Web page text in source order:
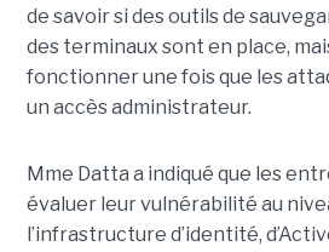
de savoir si des outils de
des terminaux sont en place,
fonctionner une fois que les
un accès administrateur.
Mme Datta a indiqué que les
évaluer leur vulnérabilité au
l’infrastructure d’identité,